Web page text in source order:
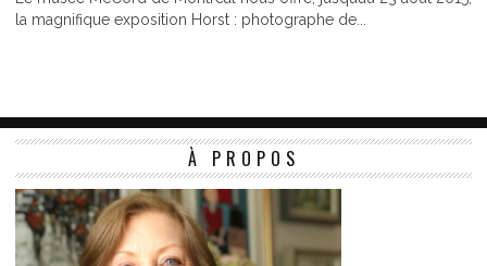
la magnifique exposition Horst : photographe de...
À PROPOS